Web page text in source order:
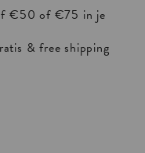
€50 of €75 in je
& free shipping